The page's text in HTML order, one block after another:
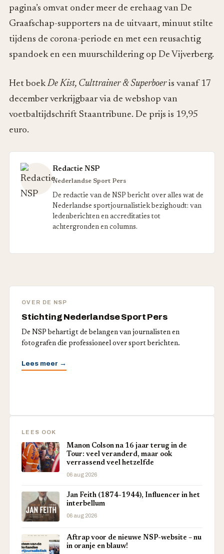
pagina’s omvat onder meer de erehaag van De
Graafschap-supporters na de uitvaart, minuut stilte
tijdens de corona-periode en met een reusachtig
spandoek en een muurschildering op De Vijverberg.
Het boekDe Kist, Culttrainer & Superboeris vanaf 17
december verkrijgbaar via de webshop van
voetbaltijdschrift Staantribune. De prijs is 19,95
euro.
Redactie NSP
Nederlandse Sport Pers
De redactie van de NSP bericht over alles wat de
Nederlandse sportjournalistiek bezighoudt: van
ledenberichten en accreditaties tot
achtergronden en columns.
OVER DE NSP
Stichting Nederlandse Sport Pers
De NSP behartigt de belangen van journalisten en
fotografen die professioneel over sport berichten.
Lees meer →
LEES OOK
Manon Colson na 16 jaar terug in de
Tour: veel veranderd, maar ook
verrassend veel hetzelfde
06 aug 2026
Jan Feith (1874-1944), Influencer in het
interbellum
06 aug 2026
Aftrap voor de nieuwe NSP-website – nu
in oranje en blauw!